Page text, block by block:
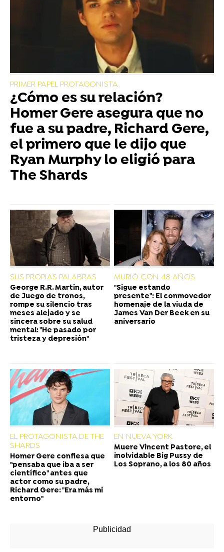
PRIMER PAPEL PROTAGONISTA
¿Cómo es su relación?
Homer Gere asegura que no
fue a su padre, Richard Gere,
el primero que le dijo que
Ryan Murphy lo eligió para
The Shards
SUS PROPIAS PALABRAS
George R.R. Martin, autor
de Juego de tronos,
rompe su silencio tras
meses alejado y se
sincera sobre su salud
mental: "He pasado por
tristeza y depresión"
MURIÓ CON 48 AÑOS
"Sigue estando
presente": El conmovedor
homenaje de la viuda de
James Van Der Beek en su
aniversario
EL PROTAGONISTA DE THE
SHARDS
Homer Gere confiesa que
"pensaba que iba a ser
científico" antes que
actor como su padre,
Richard Gere: "Era más mi
entorno"
EN NUEVA YORK
Muere Vincent Pastore, el
inolvidable Big Pussy de
Los Soprano, a los 80 años